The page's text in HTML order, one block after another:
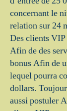
concernant le
relation sur 24
Des clients VIP
Afin de des
bonus Afin de
lequel pourra
dollars.
aussi postuler